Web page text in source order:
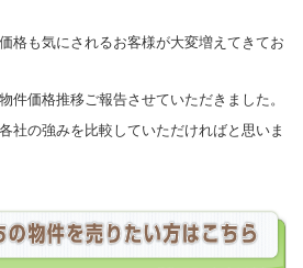
格も気にされるお客様が大変増えてきてお
件価格推移ご報告させていただきました。
社の強みを比較していただければと思いま